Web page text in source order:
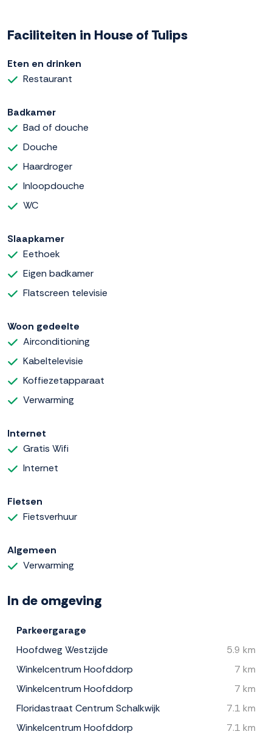
Faciliteiten in House of Tulips
Eten en drinken
Restaurant
Badkamer
Bad of douche
Douche
Haardroger
Inloopdouche
WC
Slaapkamer
Eethoek
Eigen badkamer
Flatscreen televisie
Woon gedeelte
Airconditioning
Kabeltelevisie
Koffiezetapparaat
Verwarming
Internet
Gratis Wifi
Internet
Fietsen
Fietsverhuur
Algemeen
Verwarming
In de omgeving
Parkeergarage
Hoofdweg Westzijde
5.9 km
Winkelcentrum Hoofddorp
7 km
Winkelcentrum Hoofddorp
7 km
Floridastraat Centrum Schalkwijk
7.1 km
Winkelcentrum Hoofddorp
7.1 km